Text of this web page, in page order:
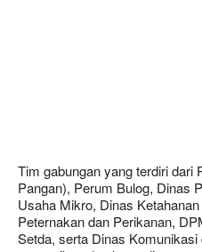
Tim gabungan yang terdiri dari
Pangan), Perum Bulog, Dinas
Usaha Mikro, Dinas
Peternakan dan Perikanan,
Setda, serta Dinas